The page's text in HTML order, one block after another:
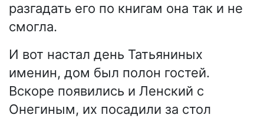
разгадать его по книгам она так и не
смогла.
И вот настал день Татьяниных
именин, дом был полон гостей.
Вскоре появились и Ленский с
Онегиным, их посадили за стол